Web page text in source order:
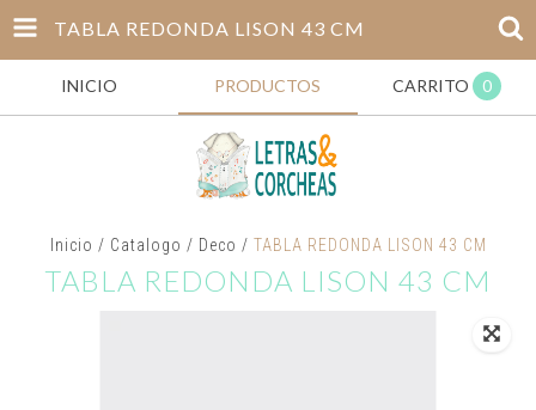
TABLA REDONDA LISON 43 CM
INICIO PRODUCTOS CARRITO 0
Inicio / Catalogo / Deco / TABLA REDONDA LISON 43 CM
TABLA REDONDA LISON 43 CM